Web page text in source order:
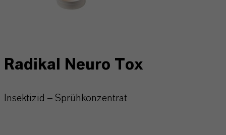
Radikal Neuro Tox
Insektizid – Sprühkonzentrat